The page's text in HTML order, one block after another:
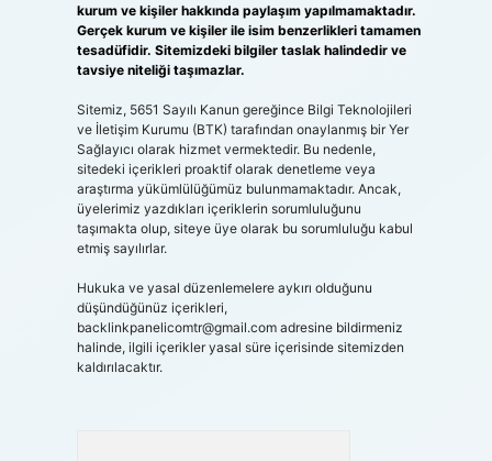
kurum ve kişiler hakkında paylaşım yapılmamaktadır.
Gerçek kurum ve kişiler ile isim benzerlikleri tamamen
tesadüfidir. Sitemizdeki bilgiler taslak halindedir ve
tavsiye niteliği taşımazlar.
Sitemiz, 5651 Sayılı Kanun gereğince Bilgi Teknolojileri
ve İletişim Kurumu (BTK) tarafından onaylanmış bir Yer
Sağlayıcı olarak hizmet vermektedir. Bu nedenle,
sitedeki içerikleri proaktif olarak denetleme veya
araştırma yükümlülüğümüz bulunmamaktadır. Ancak,
üyelerimiz yazdıkları içeriklerin sorumluluğunu
taşımakta olup, siteye üye olarak bu sorumluluğu kabul
etmiş sayılırlar.
Hukuka ve yasal düzenlemelere aykırı olduğunu
düşündüğünüz içerikleri,
backlinkpanelicomtr@gmail.comadresine bildirmeniz
halinde, ilgili içerikler yasal süre içerisinde sitemizden
kaldırılacaktır.